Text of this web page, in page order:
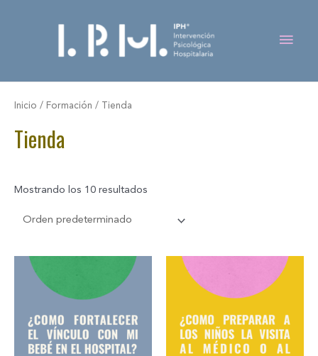
Inicio / Formación / Tienda
Tienda
Mostrando los 10 resultados